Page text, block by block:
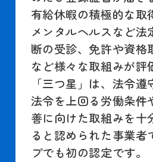
有給休暇の積極的な取
メンタルヘルスなど法
断の受診、免許や資格
など様々な取組みが評
「三つ星」は、法令遵
法令を上回る労働条件
善に向けた取組みを十
ると認められた事業者
プでも初の認定です。